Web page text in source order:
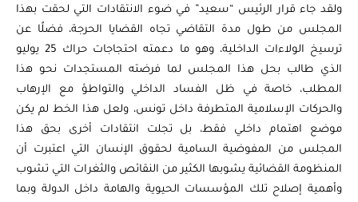
ولقد جاء قرار الرئيس “سعيد” في ضوء الانتقادات التي لحقت بهذا
المجلس من طول مدة التقاضي تجاه القضايا الحرجة، فضلًا عن
ترسيخ الولاءات الداخلية، وهو ما دعمته احتجاجات حراك 25 يوليو
الذي طالب بحل هذا المجلس لما فرضته المستجدات نحو هذا
المطلب، خاصة في ظل الفساد الداخلي والتواطؤ مع الإرهاب
والحركات الإسلامية المتطرفة داخل تونس، ولعل هذا الخط لم يكن
موضع اهتمام داخلي فقط، بل تجلت انتقادات أخرى بحق هذا
المجلس من المفوضية السامية لحقوق الإنسان التي اعتبرت أن
المنظومة القضائية يشوبها الكثير من النقائص والثغرات التي تشوب
وأهمية إصلاح تلك المؤسسات الحيوية والهامة داخل الدولة وبما